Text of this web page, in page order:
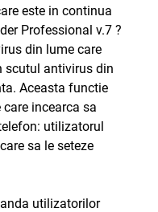
este in continua
Professional v.7 ?
din lume care
scutul antivirus din
Aceasta functie
incearca sa
utilizatorul
sa le seteze
utilizatorilor